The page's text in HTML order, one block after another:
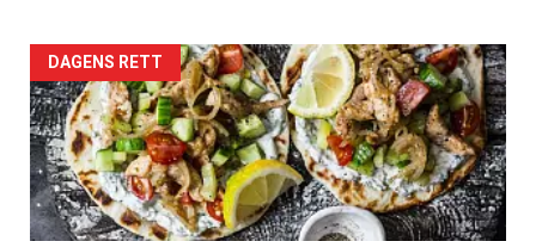
Artikler
detail
-
section
DAGENS RETT